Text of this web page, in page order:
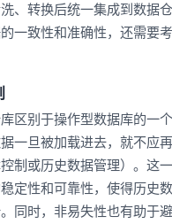
、转换后统一集成到数据
一致性和准确性，还需要
区别于操作型数据库的一个
一旦被加载进去，就不应
制或历史数据管理）。这
定性和可靠性，使得历史
同时，非易失性也有助于